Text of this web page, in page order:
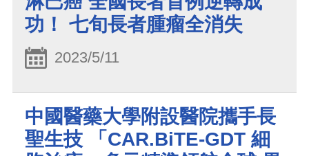
功！ 七旬長者腫瘤全消失
2023/5/11
中國醫藥大學附設醫院攜手長
聖生技 「CAR.BiTE-GDT 細